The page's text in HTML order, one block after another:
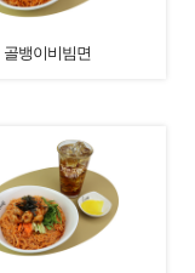
골뱅이비빔면